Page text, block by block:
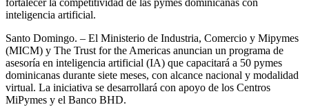
fortalecer la competitividad de las pymes dominicanas con
inteligencia artificial.
Santo Domingo. – El Ministerio de Industria, Comercio y Mipymes
(MICM) y The Trust for the Americas anuncian un programa de
asesoría en inteligencia artificial (IA) que capacitará a 50 pymes
dominicanas durante siete meses, con alcance nacional y modalidad
virtual. La iniciativa se desarrollará con apoyo de los Centros
MiPymes y el Banco BHD.